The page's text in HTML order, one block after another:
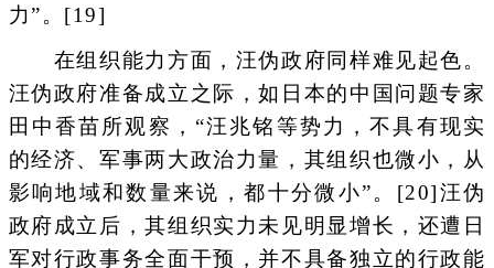
力”。[19]
在组织能力方面，汪伪政府同样难见起色。
汪伪政府准备成立之际，如日本的中国问题专家
田中香苗所观察，“汪兆铭等势力，不具有现实
的经济、军事两大政治力量，其组织也微小，从
影响地域和数量来说，都十分微小”。[20]汪伪
政府成立后，其组织实力未见明显增长，还遭日
军对行政事务全面干预，并不具备独立的行政能